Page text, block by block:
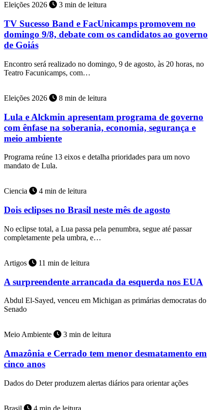
Eleições 2026 3 min de leitura
TV Sucesso Band e FacUnicamps promovem no
domingo 9/8, debate com os candidatos ao governo
de Goiás
Encontro será realizado no domingo, 9 de agosto, às 20 horas, no
Teatro Facunicamps, com…
Eleições 2026 8 min de leitura
Lula e Alckmin apresentam programa de governo
com ênfase na soberania, economia, segurança e
meio ambiente
Programa reúne 13 eixos e detalha prioridades para um novo
mandato de Lula.
Ciencia 4 min de leitura
Dois eclipses no Brasil neste mês de agosto
No eclipse total, a Lua passa pela penumbra, segue até passar
completamente pela umbra, e…
Artigos 11 min de leitura
A surpreendente arrancada da esquerda nos EUA
Abdul El-Sayed, venceu em Michigan as primárias democratas do
Senado
Meio Ambiente 3 min de leitura
Amazônia e Cerrado tem menor desmatamento em
cinco anos
Dados do Deter produzem alertas diários para orientar ações
Brasil 4 min de leitura